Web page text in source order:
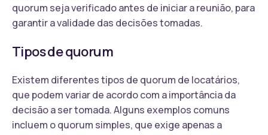
quorum seja verificado antes de iniciar a reunião, para
garantir a validade das decisões tomadas.
Tipos de quorum
Existem diferentes tipos de quorum de locatários,
que podem variar de acordo com a importância da
decisão a ser tomada. Alguns exemplos comuns
incluem o quorum simples, que exige apenas a